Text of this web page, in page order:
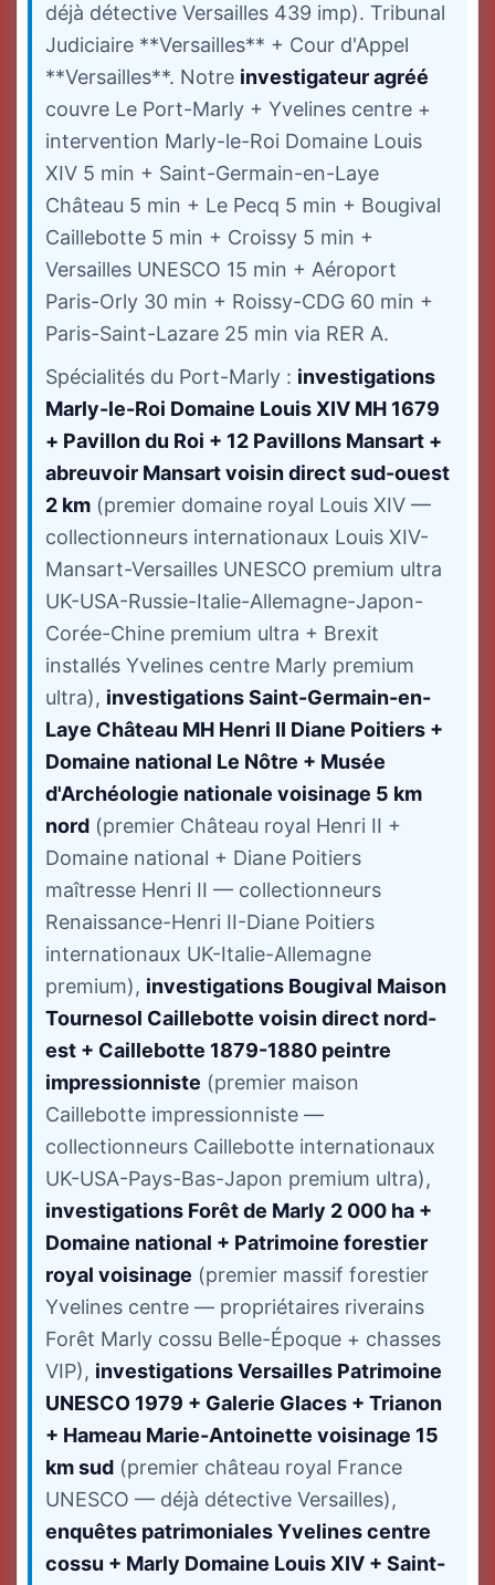
déjà détective Versailles 439 imp). Tribunal
Judiciaire **Versailles** + Cour d'Appel
**Versailles**. Notre investigateur agréé
couvre Le Port-Marly + Yvelines centre +
intervention Marly-le-Roi Domaine Louis
XIV 5 min + Saint-Germain-en-Laye
Château 5 min + Le Pecq 5 min + Bougival
Caillebotte 5 min + Croissy 5 min +
Versailles UNESCO 15 min + Aéroport
Paris-Orly 30 min + Roissy-CDG 60 min +
Paris-Saint-Lazare 25 min via RER A.
Spécialités du Port-Marly : investigations
Marly-le-Roi Domaine Louis XIV MH 1679
+ Pavillon du Roi + 12 Pavillons Mansart +
abreuvoir Mansart voisin direct sud-ouest
2 km (premier domaine royal Louis XIV —
collectionneurs internationaux Louis XIV-
Mansart-Versailles UNESCO premium ultra
UK-USA-Russie-Italie-Allemagne-Japon-
Corée-Chine premium ultra + Brexit
installés Yvelines centre Marly premium
ultra), investigations Saint-Germain-en-
Laye Château MH Henri II Diane Poitiers +
Domaine national Le Nôtre + Musée
d'Archéologie nationale voisinage 5 km
nord (premier Château royal Henri II +
Domaine national + Diane Poitiers
maîtresse Henri II — collectionneurs
Renaissance-Henri II-Diane Poitiers
internationaux UK-Italie-Allemagne
premium), investigations Bougival Maison
Tournesol Caillebotte voisin direct nord-
est + Caillebotte 1879-1880 peintre
impressionniste (premier maison
Caillebotte impressionniste —
collectionneurs Caillebotte internationaux
UK-USA-Pays-Bas-Japon premium ultra),
investigations Forêt de Marly 2 000 ha +
Domaine national + Patrimoine forestier
royal voisinage (premier massif forestier
Yvelines centre — propriétaires riverains
Forêt Marly cossu Belle-Époque + chasses
VIP), investigations Versailles Patrimoine
UNESCO 1979 + Galerie Glaces + Trianon
+ Hameau Marie-Antoinette voisinage 15
km sud (premier château royal France
UNESCO — déjà détective Versailles),
enquêtes patrimoniales Yvelines centre
cossu + Marly Domaine Louis XIV + Saint-